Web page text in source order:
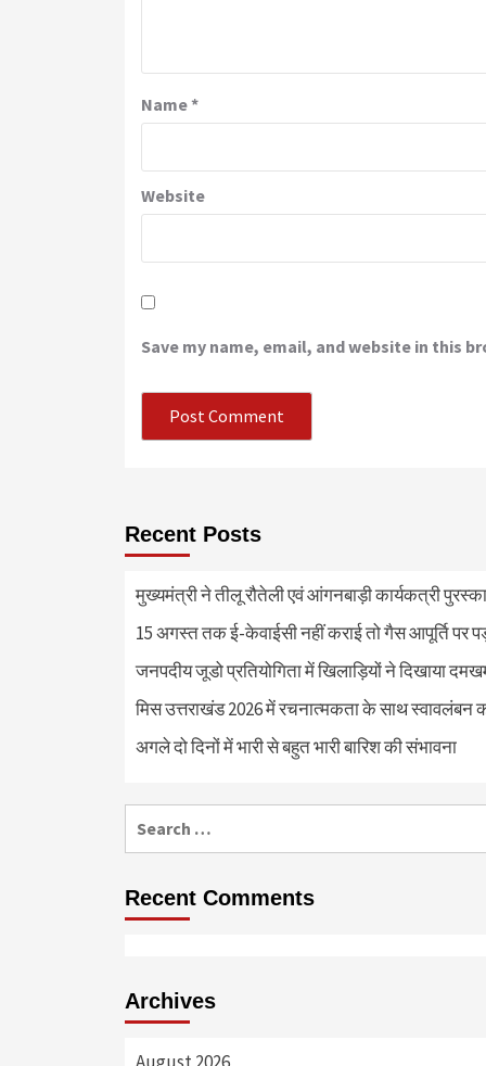
Name*
Website
Save my name, email, and website in this
Recent Posts
मुख्यमंत्री ने तीलू रौतेली एवं आंगनबाड़ी कार्यकत्री
15 अगस्त तक ई-केवाईसी नहीं कराई तो गैस आपूर्ति पर
जनपदीय जूडो प्रतियोगिता में खिलाड़ियों ने दिखाया
मिस उत्तराखंड 2026 में रचनात्मकता के साथ स्वावलंबन
अगले दो दिनों में भारी से बहुत भारी बारिश की संभावना
for:
Recent Comments
Archives
August 2026